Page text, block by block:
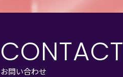
CONTACT
お問い合わせ